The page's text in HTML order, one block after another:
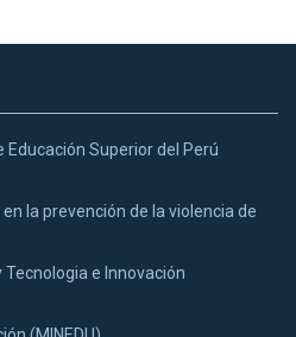
Superior del Perú
la prevención de la violencia de
Tecnologia e Innovación